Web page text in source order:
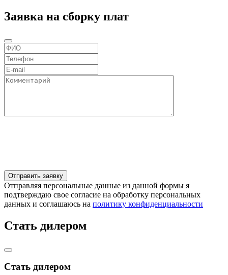
Заявка на сборку плат
Отправляя персональные данные из данной формы я
подтверждаю свое согласие на обработку персональных
данных и соглашаюсь на политику конфиденциальности
Стать дилером
Стать дилером